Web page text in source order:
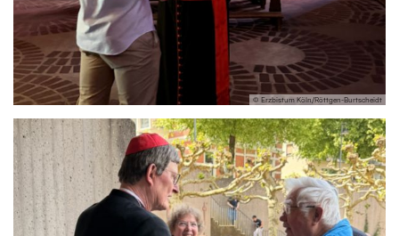
© Erzbistum Köln/Röttgen-Burtscheidt